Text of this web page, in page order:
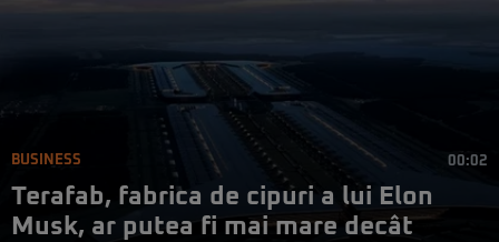
BUSINESS 00:02
Terafab, fabrica de cipuri a lui Elon
Musk, ar putea fi mai mare decât